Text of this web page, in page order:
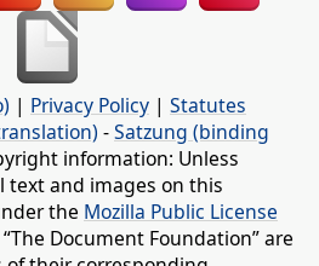
| Privacy Policy | Statutes
-Satzung (binding
information: Unless
text and images on this
the Mozilla Public License
Document Foundation” are